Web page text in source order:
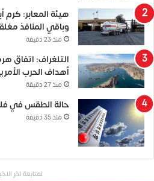
هيئة المعابر:
وباقي المنافذ
منذ 23 دقيقة
التلغراف: اتفاق
أهداف الحرب
منذ 27 دقيقة
حالة الطقس في
منذ 35 دقيقة
لمتابعة اخر